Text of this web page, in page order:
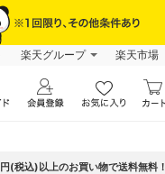
楽天グループ 楽天市場
(税込)以上のお買い物で送料無料！